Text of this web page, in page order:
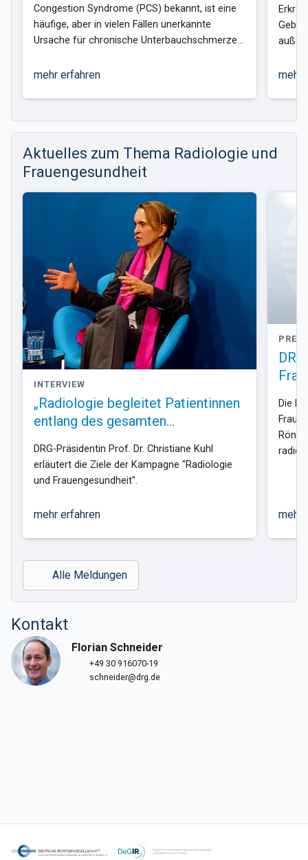
Congestion Syndrome (PCS) bekannt, ist eine
häufige, aber in vielen Fällen unerkannte
Ursache für chronische Unterbauchschmerzen
bietet eine minimal-invasive
mehr erfahren
der
mehr
Aktuelles zum Thema Radiologie und
Frauengesundheit
INTERVIEW
„Radiologie begleitet Patientinnen
entlang des gesamten
DRG-Präsidentin Prof. Dr. Christiane Kuhl
erläutert die Ziele der Kampagne "Radiologie
und Frauengesundheit".
mehr erfahren
Die
mehr
Alle Meldungen
Kontakt
Florian Schneider
+49 30 916070-19
schneider@drg.de